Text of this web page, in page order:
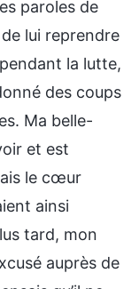
paroles de
de lui reprendre
la lutte,
des coups
Ma belle-
et est
le cœur
ainsi
tard, mon
auprès de